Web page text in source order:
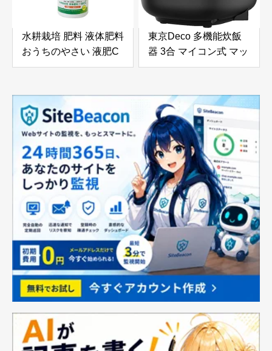
水耕栽培 肥料 液体肥料
おうちのやさい 液肥C
簡単一液タイプ 500mL
東京Deco 多機能炊飯
器 3合 マイコン式 マッ
トブラック 一人暮らし
類の充実のメニュー(白
米 早炊き 炊込み 玄米
お粥 スープ 再加熱 保
温) 12時間保温 サポー
ト 調理鍋 3 4 5.5 合
d000